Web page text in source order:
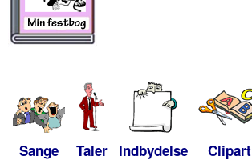
Sange Taler Indbydelse Clipart